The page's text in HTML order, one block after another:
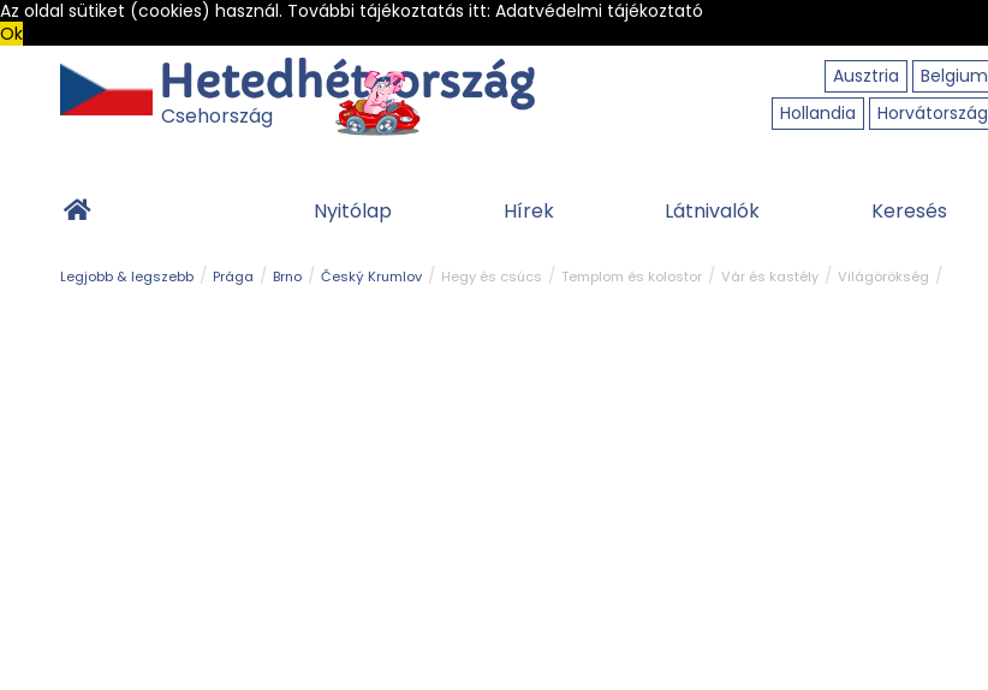
Az oldal sütiket (cookies) használ. További tájékoztatás itt: Adatvédelmi tájékoztató
Ok
Ausztria
Belgium
Hollandia
Horvátország
Csehország
Nyitólap Hírek Látnivalók Keresés
Legjobb & legszebb Prága Brno Český Krumlov Hegy és csúcs Templom és kolostor Vár és kastély Világörökség